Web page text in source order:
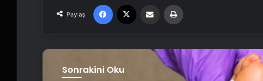
Paylaş
Facebook Email'den paylaş
Sonrakini Oku